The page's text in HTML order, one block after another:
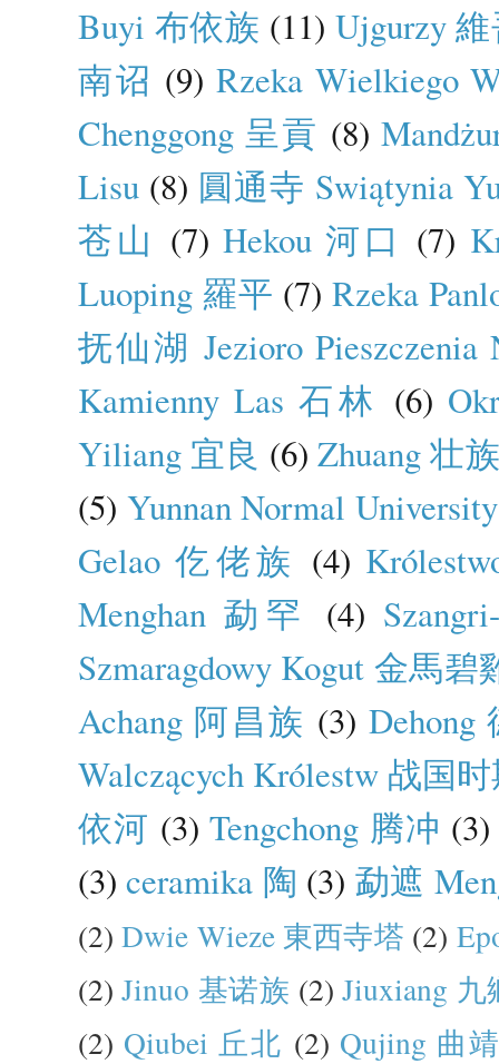
Buyi 布依族 (11) Ujgurzy
南诏 (9) Rzeka Wielkiego
Chenggong 呈貢 (8)
Lisu (8) 圓通寺 Swiątynia
苍山 (7) Hekou 河口 (7)
Luoping 羅平 (7) Rzeka
抚仙湖 Jezioro Pieszczenia
Kamienny Las 石林 (6)
Yiliang 宜良 (6) Zhuang 壮族
(5) Yunnan Normal
Gelao 仡佬族 (4)
Menghan 勐罕 (4)
Szmaragdowy Kogut 金馬碧
Achang 阿昌族 (3) Dehong
Walczących Królestw 战国
依河 (3) Tengchong 腾冲 (3)
(3) ceramika 陶 (3) 勐遮
(2) Dwie Wieze 東西寺塔 (2)
(2) Jinuo 基诺族 (2) Jiuxiang 九
(2) Qiubei 丘北 (2) Qujing 曲